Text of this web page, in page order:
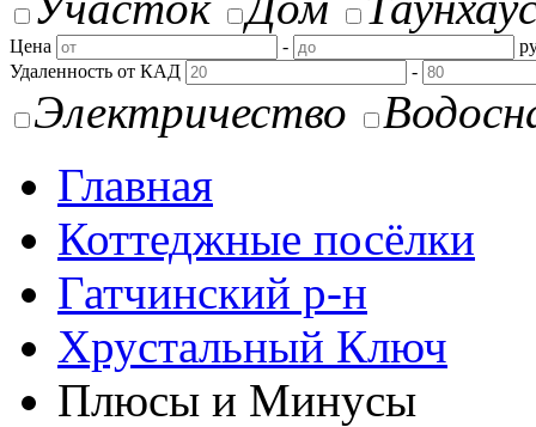
Цена -
Удаленность от КАД
-
Электричество
Главная
Коттеджные посёлки
Гатчинский р-н
Хрустальный Ключ
Плюсы и Минусы